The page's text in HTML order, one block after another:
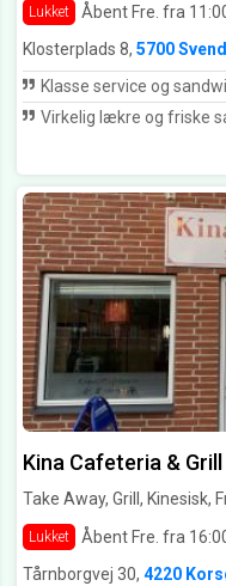
Lukket Åbent Fre. fra
Klosterplads 8, 5700
Klasse service og
Virkelig lækre og friske
Kina Cafeteria &
Take Away, Grill, Kinesisk,
Lukket Åbent Fre. fra
Tårnborgvej 30, 4220